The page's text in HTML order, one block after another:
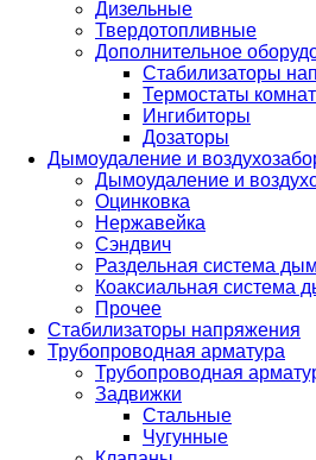
Дизельные
Твердотопливные
Дополнительное
Стабилизаторы
Термостаты
Ингибиторы
Дозаторы
Дымоудаление и
Дымоудаление и
Оцинковка
Нержавейка
Сэндвич
Раздельная система
Коаксиальная система
Прочее
Стабилизаторы напряжения
Трубопроводная арматура
Трубопроводная
Задвижки
Стальные
Чугунные